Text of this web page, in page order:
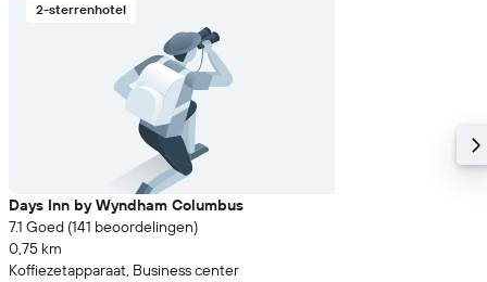
2-sterrenhotel
Days Inn by Wyndham Columbus
7.1 Goed (141 beoordelingen)
0,75 km
Koffiezetapparaat, Business center